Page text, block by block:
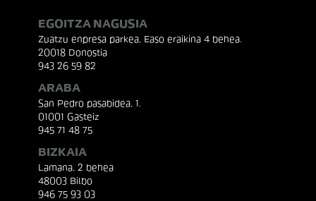
EGOITZA NAGUSIA
Zuatzu enpresa parkea, Easo eraikina 4 behea.
20018 Donostia
943 26 59 82
ARABA
San Pedro pasabidea, 1.
01001 Gasteiz
945 71 48 75
BIZKAIA
Lamana, 2 behea
48003 Bilbo
946 75 93 03